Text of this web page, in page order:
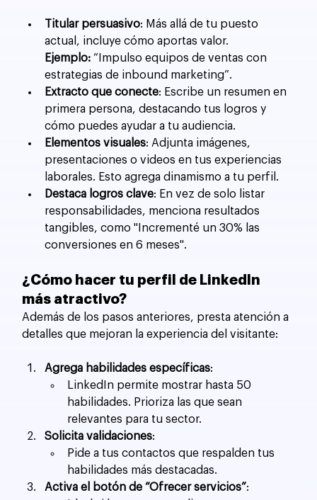
Titular persuasivo: Más allá de tu puesto
actual, incluye cómo aportas valor.
Ejemplo: “Impulso equipos de ventas con
estrategias de inbound marketing”.
Extracto que conecte: Escribe un resumen en
primera persona, destacando tus logros y
cómo puedes ayudar a tu audiencia.
Elementos visuales: Adjunta imágenes,
presentaciones o videos en tus experiencias
laborales. Esto agrega dinamismo a tu perfil.
Destaca logros clave: En vez de solo listar
responsabilidades, menciona resultados
tangibles, como "Incrementé un 30% las
conversiones en 6 meses".
¿Cómo hacer tu perfil de LinkedIn
más atractivo?
Además de los pasos anteriores, presta atención a
detalles que mejoran la experiencia del visitante:
Agrega habilidades específicas:
LinkedIn permite mostrar hasta 50
habilidades. Prioriza las que sean
relevantes para tu sector.
Solicita validaciones:
Pide a tus contactos que respalden tus
habilidades más destacadas.
Activa el botón de “Ofrecer servicios”: